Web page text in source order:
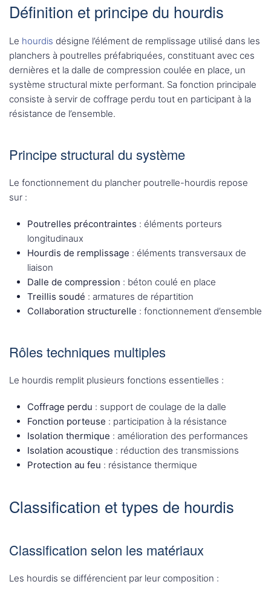
Définition et principe du hourdis
Le hourdis désigne l’élément de remplissage utilisé dans les
planchers à poutrelles préfabriquées, constituant avec ces
dernières et la dalle de compression coulée en place, un
système structural mixte performant. Sa fonction principale
consiste à servir de coffrage perdu tout en participant à la
résistance de l’ensemble.
Principe structural du système
Le fonctionnement du plancher poutrelle-hourdis repose
sur :
Poutrelles précontraintes : éléments porteurs
longitudinaux
Hourdis de remplissage : éléments transversaux de
liaison
Dalle de compression : béton coulé en place
Treillis soudé : armatures de répartition
Collaboration structurelle : fonctionnement d’ensemble
Rôles techniques multiples
Le hourdis remplit plusieurs fonctions essentielles :
Coffrage perdu : support de coulage de la dalle
Fonction porteuse : participation à la résistance
Isolation thermique : amélioration des performances
Isolation acoustique : réduction des transmissions
Protection au feu : résistance thermique
Classification et types de hourdis
Classification selon les matériaux
Les hourdis se différencient par leur composition :